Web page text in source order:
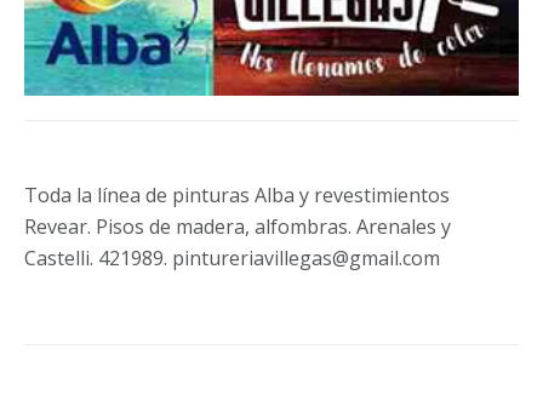
Toda la línea de pinturas Alba y revestimientos
Revear. Pisos de madera, alfombras. Arenales y
Castelli. 421989. pintureriavillegas@gmail.com